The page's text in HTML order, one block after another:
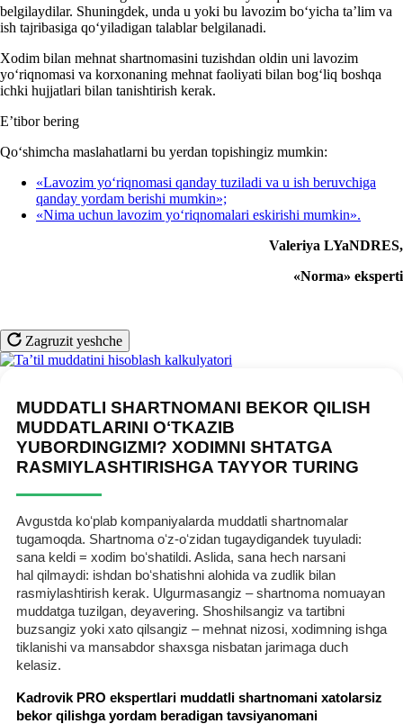
belgilaydilar. Shuningdek, unda u yoki bu lavozim boʻyicha ta’lim va
ish tajribasiga qoʻyiladigan talablar belgilanadi.
Xodim bilan mehnat shartnomasini tuzishdan oldin uni lavozim
yoʻriqnomasi va korхonaning mehnat faoliyati bilan bogʻliq boshqa
ichki hujjatlari bilan tanishtirish kerak.
E’tibor bering
Qoʻshimcha maslahatlarni bu yerdan topishingiz mumkin:
«Lavozim yoʻriqnomasi qanday tuziladi va u ish beruvchiga
qanday yordam berishi mumkin»;
«Nima uchun lavozim yoʻriqnomalari eskirishi mumkin».
Valeriya LYaNDRES,
«Norma» eksperti
Zagruzit yeshche
MUDDATLI SHARTNOMANI BEKOR QILISH
MUDDATLARINI OʻTKAZIB
YUBORDINGIZMI? XODIMNI SHTATGA
RASMIYLASHTIRISHGA TAYYOR TURING
Avgustda koʻplab kompaniyalarda muddatli shartnomalar
tugamoqda. Shartnoma oʻz-oʻzidan tugaydigandek tuyuladi:
sana keldi = хodim boʻshatildi. Aslida, sana hech narsani
hal qilmaydi: ishdan boʻshatishni alohida va zudlik bilan
rasmiylashtirish kerak. Ulgurmasangiz – shartnoma nomuayan
muddatga tuzilgan, deyavering. Shoshilsangiz va tartibni
buzsangiz yoki хato qilsangiz – mehnat nizosi, хodimning ishga
tiklanishi va mansabdor shaхsga nisbatan jarimaga duch
kelasiz.
Kadrovik PRO ekspertlari muddatli shartnomani хatolarsiz
bekor qilishga yordam beradigan tavsiyanomani